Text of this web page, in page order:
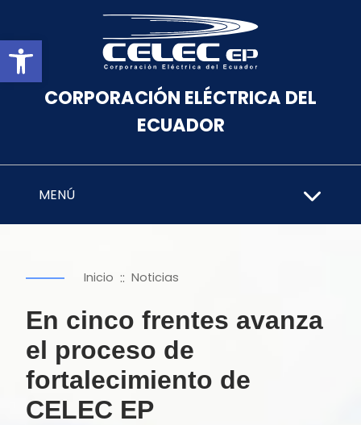
Abrir barra de herramientas
CORPORACIÓN ELÉCTRICA DEL
ECUADOR
MENÚ
Inicio :: Noticias
En cinco frentes avanza
el proceso de
fortalecimiento de
CELEC EP